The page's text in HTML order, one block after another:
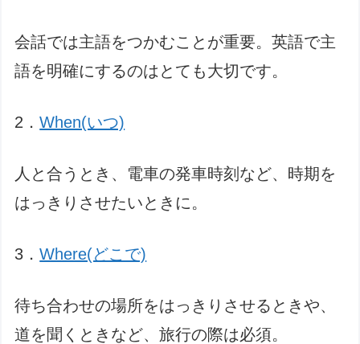
会話では主語をつかむことが重要。英語で主
語を明確にするのはとても大切です。
2．When(いつ)
人と合うとき、電車の発車時刻など、時期を
はっきりさせたいときに。
3．Where(どこで)
待ち合わせの場所をはっきりさせるときや、
道を聞くときなど、旅行の際は必須。